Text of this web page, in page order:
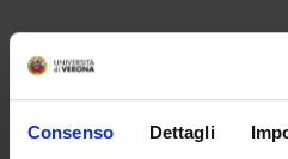
Consenso Dettagli
Non è stato trovato alcun
all'insegnamento Armonie e